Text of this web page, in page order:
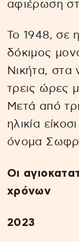
αφιέρωση
Το 1948, σε
δόκιμος
Νικήτα, στα
τρεις ώρες
Μετά από
ηλικία
όνομα
Οι
χρόνων
2023